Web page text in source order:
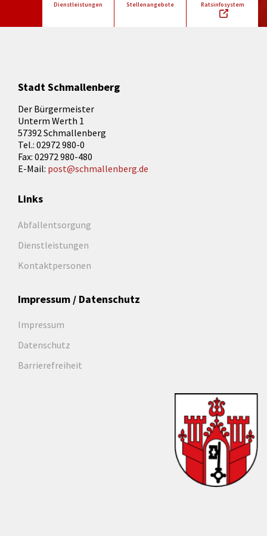
Dienstleistungen Stellenangebote Ratsinfosystem
Stadt Schmallenberg
Der Bürgermeister
Unterm Werth 1
57392 Schmallenberg
Tel.: 02972 980-0
Fax: 02972 980-480
E-Mail: post@schmallenberg.de
Links
Abfallentsorgung
Dienstleistungen
Kontaktpersonen
Impressum / Datenschutz
Impressum
Datenschutz
Barrierefreiheit